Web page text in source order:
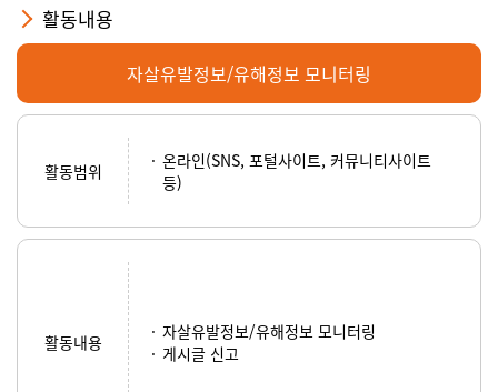
활동내용
자살유발정보/유해정보 모니터링
활동범위
온라인(SNS, 포털사이트, 커뮤니티사이트
등)
활동내용
자살유발정보/유해정보 모니터링
게시글 신고